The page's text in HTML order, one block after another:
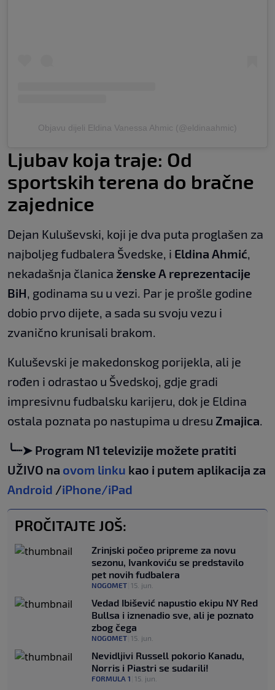
Objavu dijeli Eldina Vanessa Ahmic (@eldinaahmic)
Ljubav koja traje: Od
sportskih terena do bračne
zajednice
Dejan Kuluševski, koji je dva puta proglašen za
najboljeg fudbalera Švedske, i Eldina Ahmić
nekadašnja članica ženske A reprezentacije
BiH , godinama su u vezi. Par je prošle godine
dobio prvo dijete, a sada su svoju vezu i
zvanično krunisali brakom.
Kuluševski je makedonskog porijekla, ali je
rođen i odrastao u Švedskoj, gdje gradi
impresivnu fudbalsku karijeru, dok je Eldina
ostala poznata po nastupima u dresu Zmajica
╰┈➤ Program N1 televizije možete pratiti
UŽIVO na ovom linku kao i putem aplikacija za
Android /iPhone/iPad
PROČITAJTE JOŠ:
Zrinjski počeo pripreme za novu
sezonu, Ivankoviću se predstavilo
pet novih fudbalera
NOGOMET 15. jun.
Vedad Ibišević napustio ekipu NY Red
Bullsa i iznenadio sve, ali je poznato
zbog čega
NOGOMET 15. jun.
Nevidljivi Russell pokorio Kanadu,
Norris i Piastri se sudarili!
FORMULA 1 15. jun.